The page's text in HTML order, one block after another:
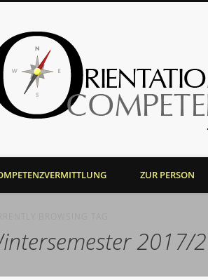
J. Bolsinger
ZUR PERSON
2017/